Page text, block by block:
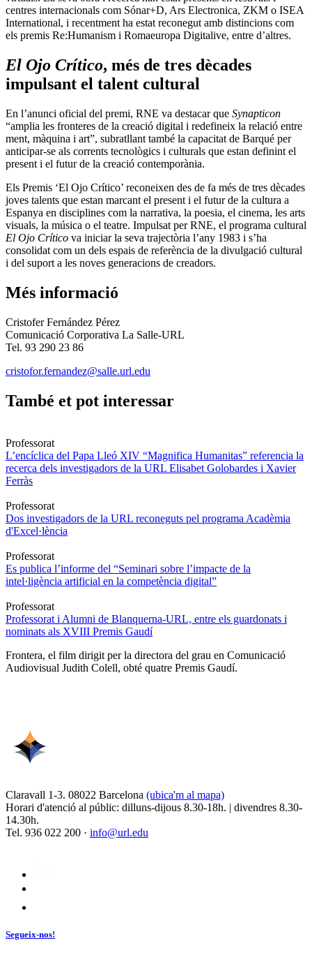
centres internacionals com Sónar+D, Ars Electronica, ZKM o ISEA
International, i recentment ha estat reconegut amb distincions com
els premis Re:Humanism i Romaeuropa Digitalive, entre d’altres.
El Ojo Crítico, més de tres dècades
impulsant el talent cultural
En l’anunci oficial del premi, RNE va destacar que Synapticon
“amplia les fronteres de la creació digital i redefineix la relació entre
ment, màquina i art”, subratllant també la capacitat de Barqué per
anticipar-se als corrents tecnològics i culturals que estan definint el
present i el futur de la creació contemporània.
Els Premis ‘El Ojo Crítico’ reconeixen des de fa més de tres dècades
joves talents que estan marcant el present i el futur de la cultura a
Espanya en disciplines com la narrativa, la poesia, el cinema, les arts
visuals, la música o el teatre. Impulsat per RNE, el programa cultural
El Ojo Crítico va iniciar la seva trajectòria l’any 1983 i s’ha
consolidat com un dels espais de referència de la divulgació cultural
i del suport a les noves generacions de creadors.
Més informació
Cristofer Fernández Pérez
Comunicació Corporativa La Salle-URL
Tel. 93 290 23 86
cristofor.fernandez@salle.url.edu
També et pot interessar
Professorat
L’encíclica del Papa Lleó XIV “Magnifica Humanitas” referencia la
recerca dels investigadors de la URL Elisabet Golobardes i Xavier
Ferràs
Professorat
Dos investigadors de la URL reconeguts pel programa Acadèmia
d'Excel·lència
Professorat
Es publica l’informe del “Seminari sobre l’impacte de la
intel·ligència artificial en la competència digital”
Professorat
Professorat i Alumni de Blanquerna-URL, entre els guardonats i
nominats als XVIII Premis Gaudí
Frontera, el film dirigit per la directora del grau en Comunicació
Audiovisual Judith Colell, obté quatre Premis Gaudí.
Claravall 1-3. 08022 Barcelona (ubica'm al mapa)
Horari d'atenció al públic: dilluns-dijous 8.30-18h. | divendres 8.30-
14.30h.
Tel. 936 022 200 · info@url.edu
Segueix-nos!